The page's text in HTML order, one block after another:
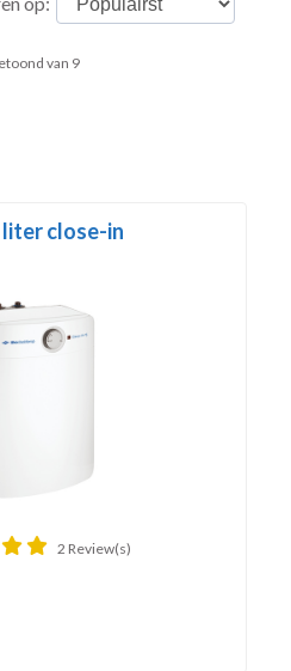
van 9
close-in
2 Review(s)